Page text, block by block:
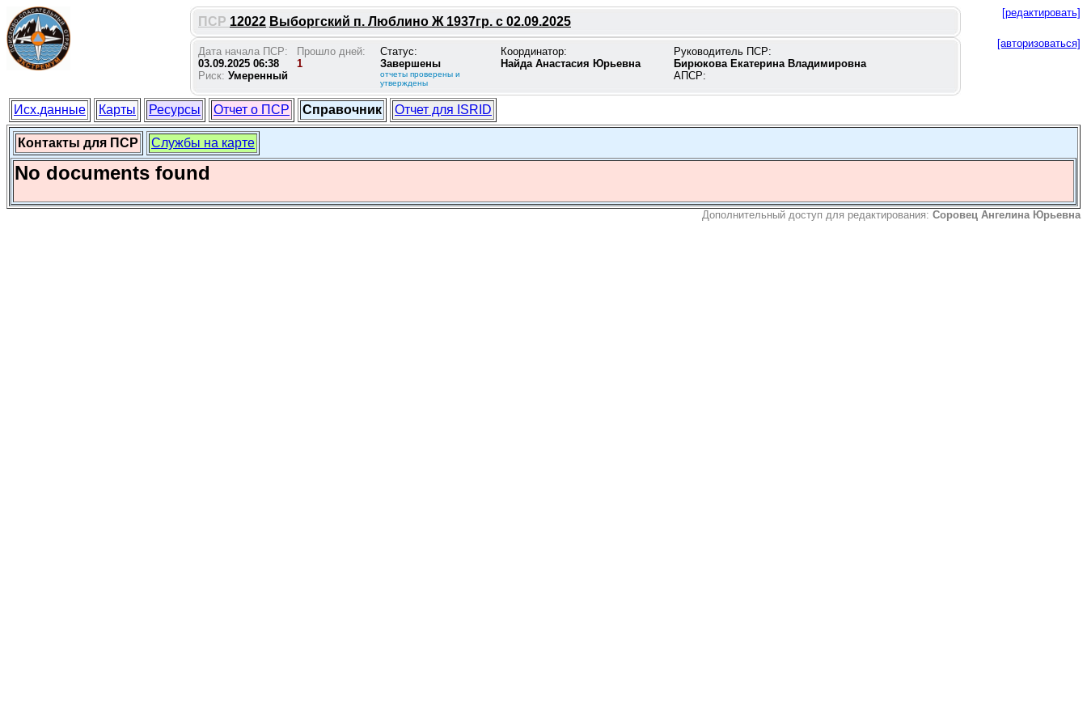
ПСР 12022 Выборгский п. Люблино Ж 1937гр. с 02.09.2025
[редактировать]
Дата начала ПСР:
03.09.2025 06:38
Риск: Умеренный
Прошло дней:
1
Статус:
Завершены
отчеты проверены и
утверждены
Координатор:
Найда Анастасия Юрьевна
Руководитель ПСР:
Бирюкова Екатерина Владимировна
АПСР:
[авторизоваться]
Исх.данные Карты Ресурсы Отчет о ПСР Справочник Отчет для ISRID
Контакты для ПСР Службы на карте
No documents found
Дополнительный доступ для редактирования: Соровец Ангелина Юрьевна